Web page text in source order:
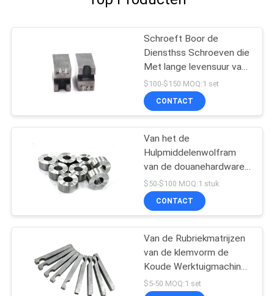
Schroeft Boor de
Diensthss Schroeven die
Met lange levensuur van
de Puntmatrijs Matrijs
boren
$100-$150 MOQ:1 set
CONTACT
Van het de
Hulpmiddelenwolfram
van de douanehardware
het Carbidematrijs voor
Schroefvormen
$50-$100 MOQ:1 stuk
CONTACT
Van de Rubriekmatrijzen
van de klemvorm de
Koude Werktuigmachines
van de de
$5-50 MOQ:1 set